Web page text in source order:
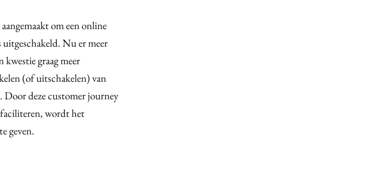
om een online
Nu er meer
graag meer
(of uitschakelen) van
deze customer journey
faciliteren, wordt het
geven.